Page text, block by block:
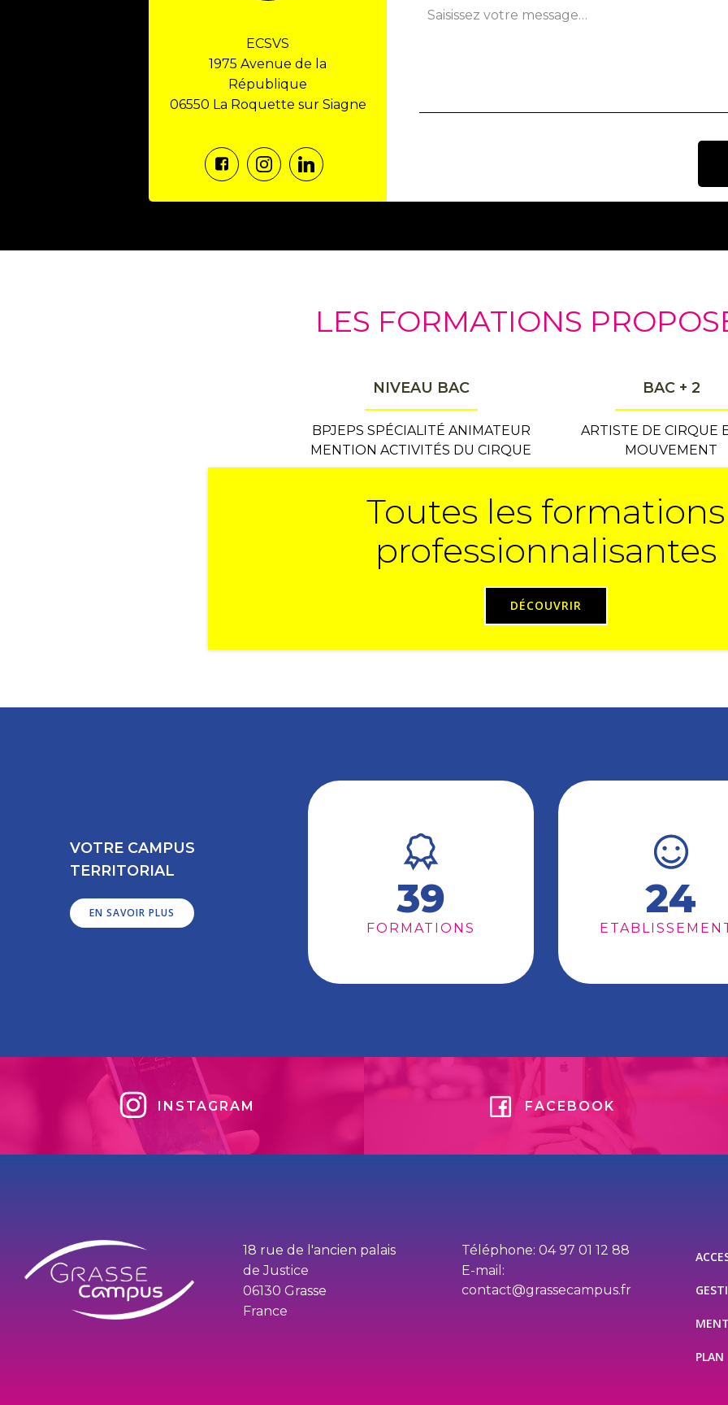
ECSVS
1975 Avenue de la
République
06550 La Roquette sur Siagne
LES FORMATIONS
NIVEAU BAC
BPJEPS SPÉCIALITÉ ANIMATEUR
MENTION ACTIVITÉS DU CIRQUE
BAC + 2
ARTISTE DE CIRQUE
MOUVEMENT
Toutes les formations
professionnalisantes
DÉCOUVRIR
VOTRE CAMPUS
TERRITORIAL
EN SAVOIR PLUS 39
FORMATIONS
24
INSTAGRAM FACEBOOK
18 rue de l'ancien palais
de Justice
06130 Grasse
France
Téléphone: 04 97 01 12 88
E-mail:
contact@grassecampus.fr
PLAN